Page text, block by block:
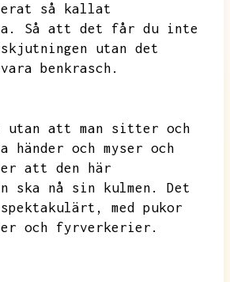
så kallat
Så att det får du inte
utan det
benkrasch.
utan att man sitter och
händer och myser och
att den här
ska nå sin kulmen.
Det
med pukor
och fyrverkerier.